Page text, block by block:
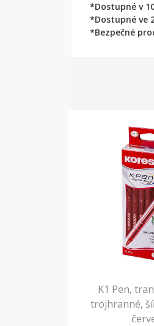
*Dostupné v
*Dostupné ve
*Bezpečné
K1 Pen,
trojhranné,